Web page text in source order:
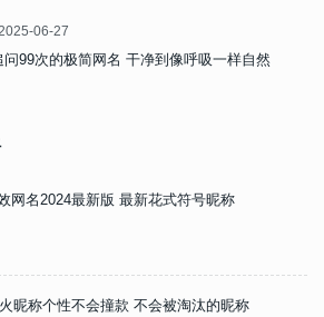
06-27
问99次的极简网名 干净到像呼吸一样自然
网名2024最新版 最新花式符号昵称
昵称个性不会撞款 不会被淘汰的昵称